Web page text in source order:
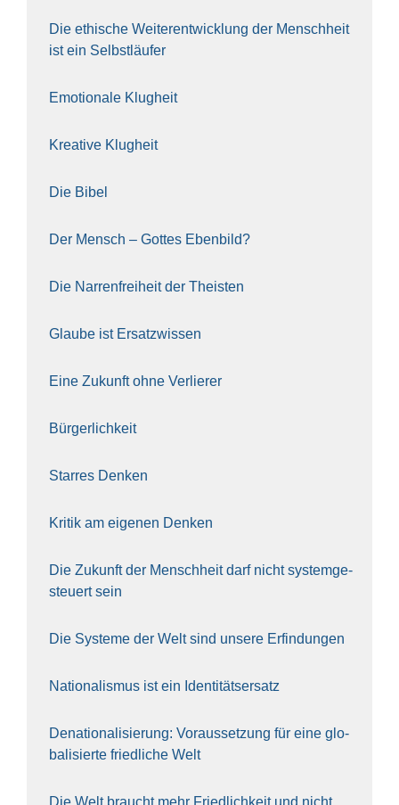
Die ethi­sche Wei­ter­ent­wick­lung der Mensch­heit
ist ein Selbst­läu­fer
Emo­tio­na­le Klug­heit
Krea­ti­ve Klug­heit
Die Bibel
Der Mensch – Got­tes Eben­bild?
Die Nar­ren­frei­heit der The­is­ten
Glau­be ist Ersatz­wis­sen
Eine Zukunft ohne Ver­lie­rer
Bür­ger­lich­keit
Star­res Den­ken
Kri­tik am eige­nen Den­ken
Die Zukunft der Mensch­heit darf nicht sys­tem­ge­
steu­ert sein
Die Sys­te­me der Welt sind unse­re Erfin­dun­gen
Natio­na­lis­mus ist ein Iden­ti­täts­er­satz
Dena­tio­na­li­sie­rung: Vor­aus­set­zung für eine glo­
ba­li­sier­te fried­li­che Welt
Die Welt braucht mehr Fried­lich­keit und nicht